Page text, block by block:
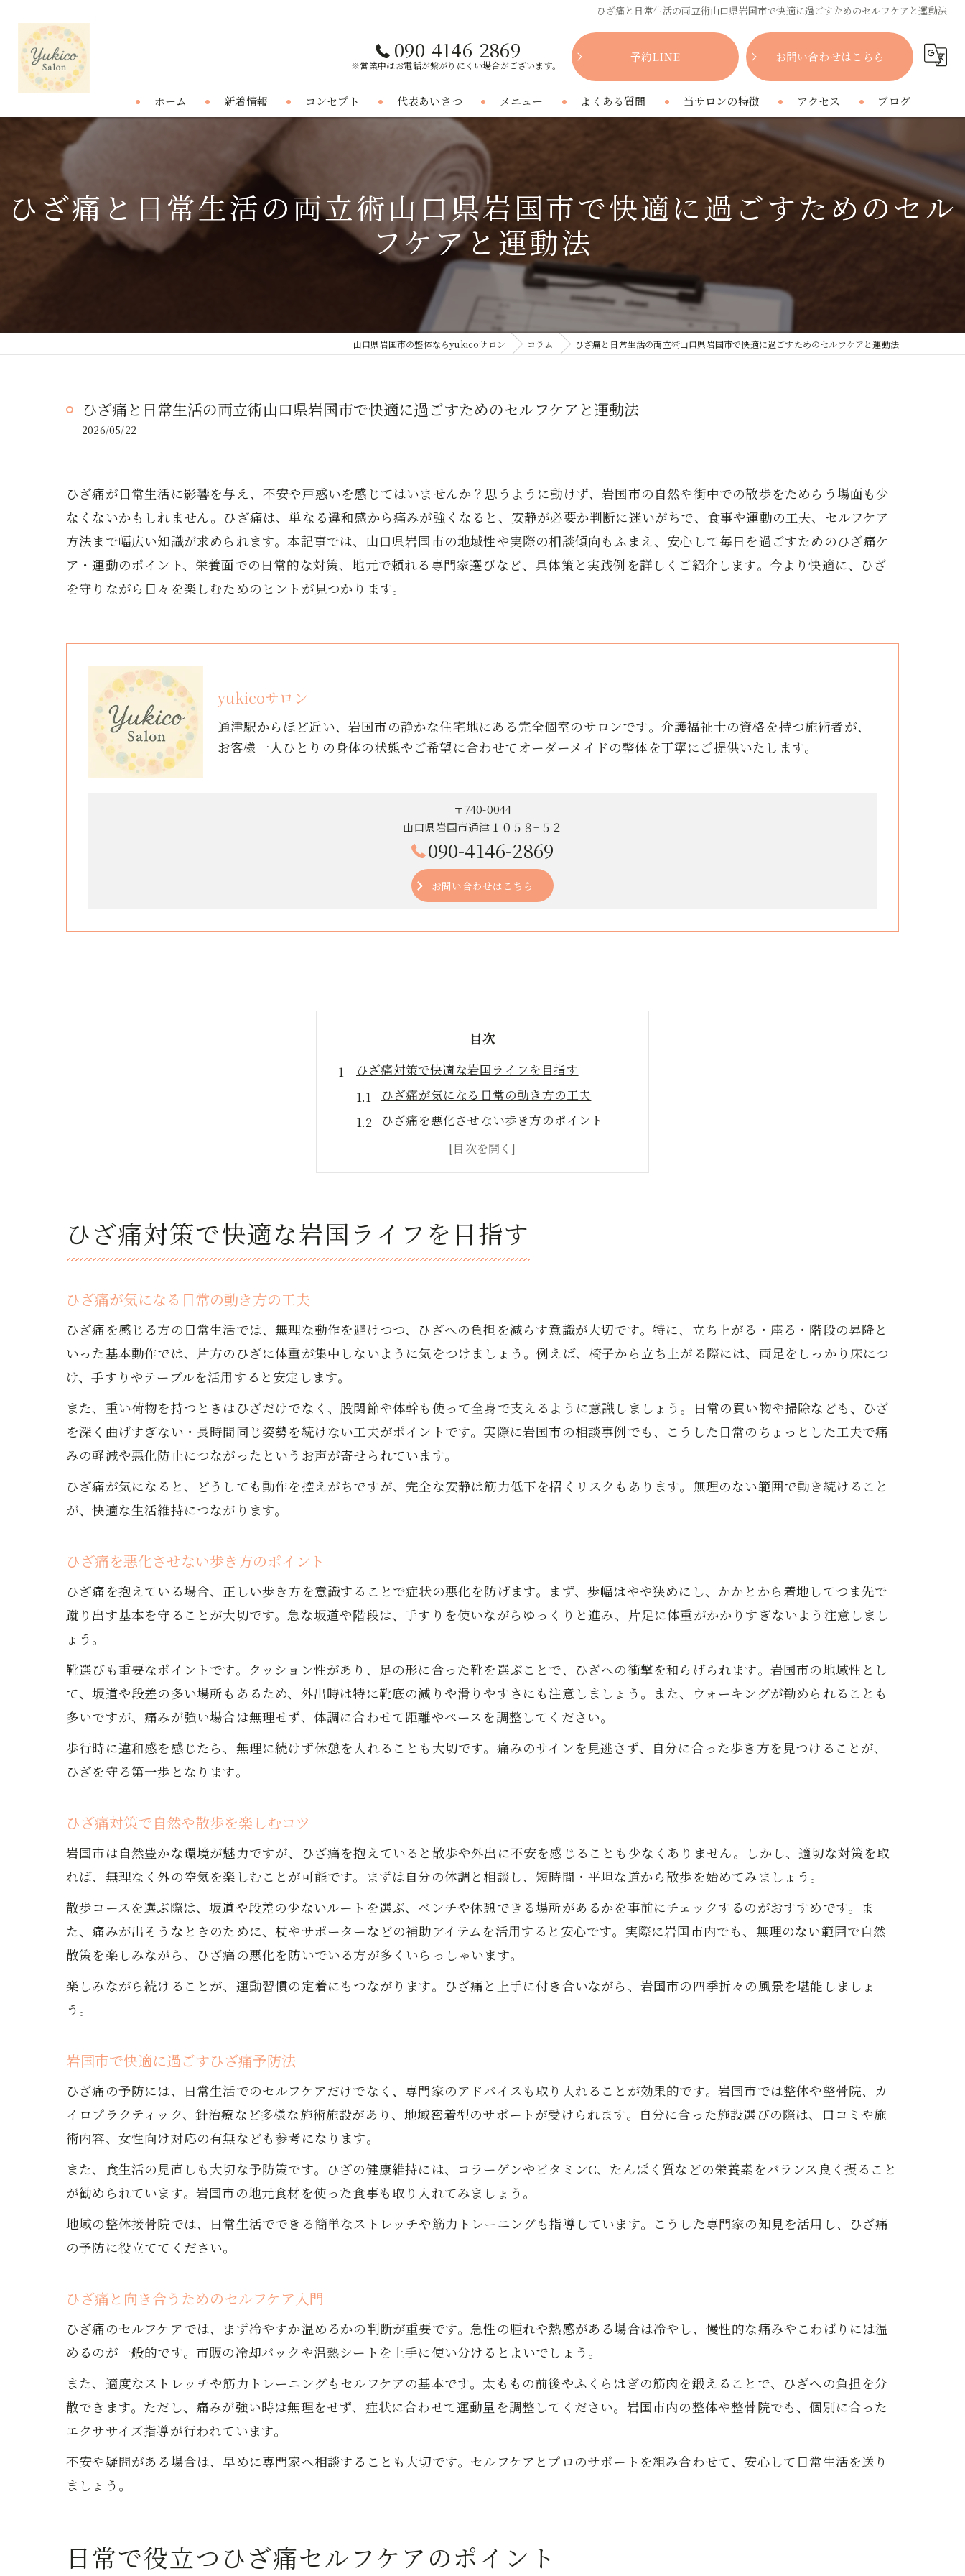
ひざ痛と日常生活の両立術山口県岩国市で快適に過ごすためのセルフケアと運動法
090-4146-2869
※営業中はお電話が繋がりにくい場合がございます。
予約LINE お問い合わせはこちら
ホーム 新着情報 コンセプト 代表あいさつ メニュー よくある質問 当サロンの特徴
腰痛
プライベートサロン
アクセス ブログ
コラム
ひざ痛と日常生活の両立術山口県岩国市で快適に過ごすためのセル
フケアと運動法
山口県岩国市の整体ならyukicoサロン コラム ひざ痛と日常生活の両立術山口県岩国市で快適に過ごすためのセルフケアと運動法
ひざ痛と日常生活の両立術山口県岩国市で快適に過ごすためのセルフケアと運動法
2026/05/22
ひざ痛が日常生活に影響を与え、不安や戸惑いを感じてはいませんか？思うように動けず、岩国市の自然や街中での散歩をためらう場面も少
なくないかもしれません。ひざ痛は、単なる違和感から痛みが強くなると、安静が必要か判断に迷いがちで、食事や運動の工夫、セルフケア
方法まで幅広い知識が求められます。本記事では、山口県岩国市の地域性や実際の相談傾向もふまえ、安心して毎日を過ごすためのひざ痛ケ
ア・運動のポイント、栄養面での日常的な対策、地元で頼れる専門家選びなど、具体策と実践例を詳しくご紹介します。今より快適に、ひざ
を守りながら日々を楽しむためのヒントが見つかります。
yukicoサロン
通津駅からほど近い、岩国市の静かな住宅地にある完全個室のサロンです。介護福祉士の資格を持つ施術者が、
お客様一人ひとりの身体の状態やご希望に合わせてオーダーメイドの整体を丁寧にご提供いたします。
〒740-0044
山口県岩国市通津１０５８−５２
090-4146-2869
お問い合わせはこちら
目次
ひざ痛対策で快適な岩国ライフを目指す
ひざ痛が気になる日常の動き方の工夫
ひざ痛を悪化させない歩き方のポイント
ひざ痛対策で自然や散歩を楽しむコツ
岩国市で快適に過ごすひざ痛予防法
日常で役立つひざ痛セルフケアのポイント
ひざ痛軽減に役立つ自己ケアの基本
ひざ痛を感じた時のセルフケア実践法
ひざ痛管理に役立つ日常のリフレッシュ法
ひざ痛がある日の過ごし方と注意点
ひざ痛時の休養判断と行動の選び方
ひざ痛と共存するための心がけと工夫
ひざ痛がある人の運動前後の注意点
痛みと相談しながらできる運動アドバイス
食事とセルフケアでひざ痛をサポートする
ひざ痛予防に役立つ栄養素と食生活
ひざ痛を和らげる食事の選び方と工夫
ひざ痛改善に欠かせないセルフケア方法
ひざ痛で頼れる整体院やケア方法の選び方
ひざ痛に対応する整体施術の特徴と効果
女性も安心の岩国市整体でひざ痛サポート
ひざ痛改善に役立つ整体や針治療の活用法
整体や接骨院で受けられる膝ケアの流れ
ひざ痛対策で快適な岩国ライフを目指す
ひざ痛が気になる日常の動き方の工夫
ひざ痛を感じる方の日常生活では、無理な動作を避けつつ、ひざへの負担を減らす意識が大切です。特に、立ち上がる・座る・階段の昇降と
いった基本動作では、片方のひざに体重が集中しないように気をつけましょう。例えば、椅子から立ち上がる際には、両足をしっかり床につ
け、手すりやテーブルを活用すると安定します。
また、重い荷物を持つときはひざだけでなく、股関節や体幹も使って全身で支えるように意識しましょう。日常の買い物や掃除なども、ひざ
を深く曲げすぎない・長時間同じ姿勢を続けない工夫がポイントです。実際に岩国市の相談事例でも、こうした日常のちょっとした工夫で痛
みの軽減や悪化防止につながったというお声が寄せられています。
ひざ痛が気になると、どうしても動作を控えがちですが、完全な安静は筋力低下を招くリスクもあります。無理のない範囲で動き続けること
が、快適な生活維持につながります。
ひざ痛を悪化させない歩き方のポイント
ひざ痛を抱えている場合、正しい歩き方を意識することで症状の悪化を防げます。まず、歩幅はやや狭めにし、かかとから着地してつま先で
蹴り出す基本を守ることが大切です。急な坂道や階段は、手すりを使いながらゆっくりと進み、片足に体重がかかりすぎないよう注意しまし
ょう。
靴選びも重要なポイントです。クッション性があり、足の形に合った靴を選ぶことで、ひざへの衝撃を和らげられます。岩国市の地域性とし
て、坂道や段差の多い場所もあるため、外出時は特に靴底の減りや滑りやすさにも注意しましょう。また、ウォーキングが勧められることも
多いですが、痛みが強い場合は無理せず、体調に合わせて距離やペースを調整してください。
歩行時に違和感を感じたら、無理に続けず休憩を入れることも大切です。痛みのサインを見逃さず、自分に合った歩き方を見つけることが、
ひざを守る第一歩となります。
ひざ痛対策で自然や散歩を楽しむコツ
岩国市は自然豊かな環境が魅力ですが、ひざ痛を抱えていると散歩や外出に不安を感じることも少なくありません。しかし、適切な対策を取
れば、無理なく外の空気を楽しむことが可能です。まずは自分の体調と相談し、短時間・平坦な道から散歩を始めてみましょう。
散歩コースを選ぶ際は、坂道や段差の少ないルートを選ぶ、ベンチや休憩できる場所があるかを事前にチェックするのがおすすめです。ま
た、痛みが出そうなときのために、杖やサポーターなどの補助アイテムを活用すると安心です。実際に岩国市内でも、無理のない範囲で自然
散策を楽しみながら、ひざ痛の悪化を防いでいる方が多くいらっしゃいます。
楽しみながら続けることが、運動習慣の定着にもつながります。ひざ痛と上手に付き合いながら、岩国市の四季折々の風景を堪能しましょ
う。
岩国市で快適に過ごすひざ痛予防法
ひざ痛の予防には、日常生活でのセルフケアだけでなく、専門家のアドバイスも取り入れることが効果的です。岩国市では整体や整骨院、カ
イロプラクティック、針治療など多様な施術施設があり、地域密着型のサポートが受けられます。自分に合った施設選びの際は、口コミや施
術内容、女性向け対応の有無なども参考になります。
また、食生活の見直しも大切な予防策です。ひざの健康維持には、コラーゲンやビタミンC、たんぱく質などの栄養素をバランス良く摂ること
が勧められています。岩国市の地元食材を使った食事も取り入れてみましょう。
地域の整体接骨院では、日常生活でできる簡単なストレッチや筋力トレーニングも指導しています。こうした専門家の知見を活用し、ひざ痛
の予防に役立ててください。
ひざ痛と向き合うためのセルフケア入門
ひざ痛のセルフケアでは、まず冷やすか温めるかの判断が重要です。急性の腫れや熱感がある場合は冷やし、慢性的な痛みやこわばりには温
めるのが一般的です。市販の冷却パックや温熱シートを上手に使い分けるとよいでしょう。
また、適度なストレッチや筋力トレーニングもセルフケアの基本です。太ももの前後やふくらはぎの筋肉を鍛えることで、ひざへの負担を分
散できます。ただし、痛みが強い時は無理をせず、症状に合わせて運動量を調整してください。岩国市内の整体や整骨院でも、個別に合った
エクササイズ指導が行われています。
不安や疑問がある場合は、早めに専門家へ相談することも大切です。セルフケアとプロのサポートを組み合わせて、安心して日常生活を送り
ましょう。
日常で役立つひざ痛セルフケアのポイント